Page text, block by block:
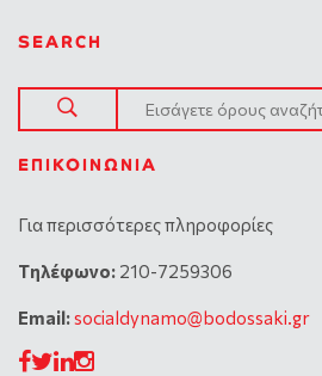
SEARCH
ΕΠΙΚΟΙΝΩΝΊΑ
Για περισσότερες πληροφορίες
Tηλέφωνο: 210-7259306
Email:socialdynamo@bodossaki.gr